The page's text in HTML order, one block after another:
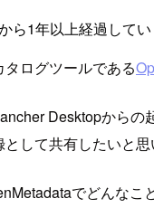
ら1年以上経過して
ログツールである
Desktopから
して共有したいと思
でどんな